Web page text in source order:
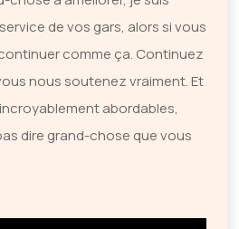
de vos gars, alors si vous
comme ça. Continuez
nous soutenez vraiment. Et
abordables,
dire grand-chose que vous